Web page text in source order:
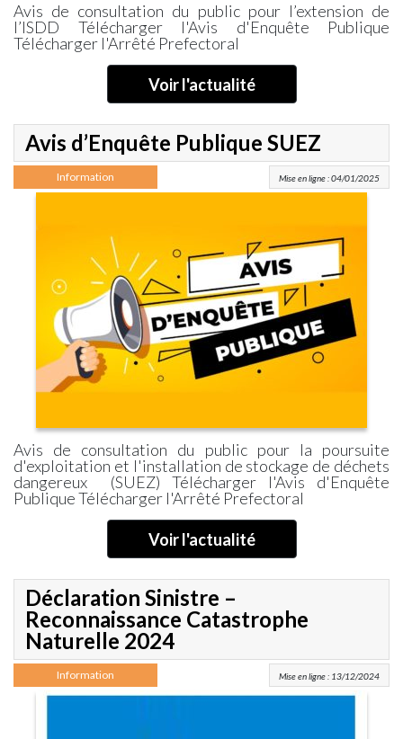
Avis de consultation du public pour l’extension de
l’ISDD Télécharger l'Avis d'Enquête Publique
Télécharger l'Arrêté Prefectoral
Voir l'actualité
Avis d’Enquête Publique SUEZ
Information Mise en ligne : 04/01/2025
Avis de consultation du public pour la poursuite
d'exploitation et l'installation de stockage de déchets
dangereux (SUEZ) Télécharger l'Avis d'Enquête
Publique Télécharger l'Arrêté Prefectoral
Voir l'actualité
Déclaration Sinistre –
Reconnaissance Catastrophe
Naturelle 2024
Information Mise en ligne : 13/12/2024